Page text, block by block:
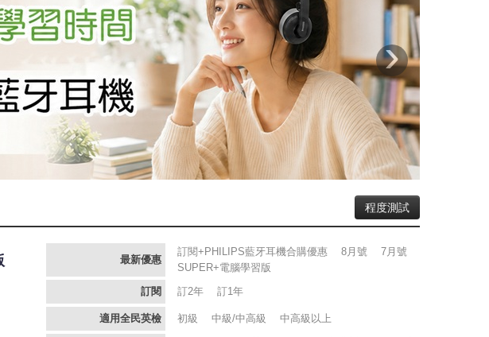
›
程度測試
最新優惠
訂閱+PHILIPS藍牙耳機合購優惠 8月號
7月號
SUPER+電腦學習版
訂閱
訂2年 訂1年
適用全民英檢 初級 中級/中高級 中高級以上